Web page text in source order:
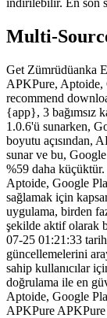
Multi-
Get Zümrüdüanka
APKPure, Aptoide,
recommend
{app}, 3 bağımsız
1.0.6'ü sunarken,
boyutu açısından,
sunar ve bu,
%59 daha
Aptoide, Google
sağlamak için
uygulama, birden
şekilde aktif olarak
07-25 01:21:33
güncellemelerini
sahip kullanıcılar
doğrulama ile en
Aptoide, Google
APKPure